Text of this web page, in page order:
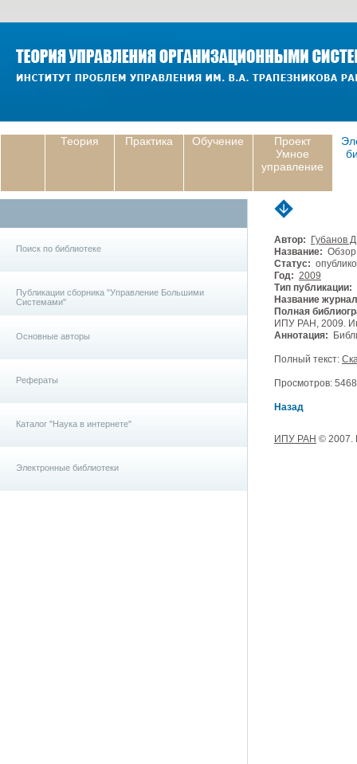
Теория Практика Обучение
Проект
Умное
управление
Поиск по библиотеке
Публикации сборника "Управление Большими
Системами"
Основные авторы
Рефераты
Каталог "Наука в интернете"
Электронные библиотеки
Автор:
Губанов
Название: Обзор
Статус:
Год: 2009
Тип публикации:
Название
Полная
ИПУ РАН, 2009.
Аннотация:
Полный текст:
Просмотров:
Назад
ИПУ РАН © 2007.